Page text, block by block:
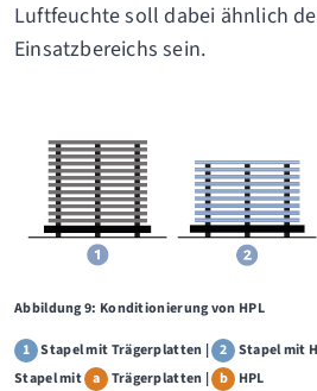
Luftfeuchte soll dabei ähnlich
Einsatzbereichs sein.
Abbildung 9: Konditionierung von HPL
1 Stapel mit Trägerplatten | 2 Stapel mit
Stapel mit a Trägerplatten | b HPL